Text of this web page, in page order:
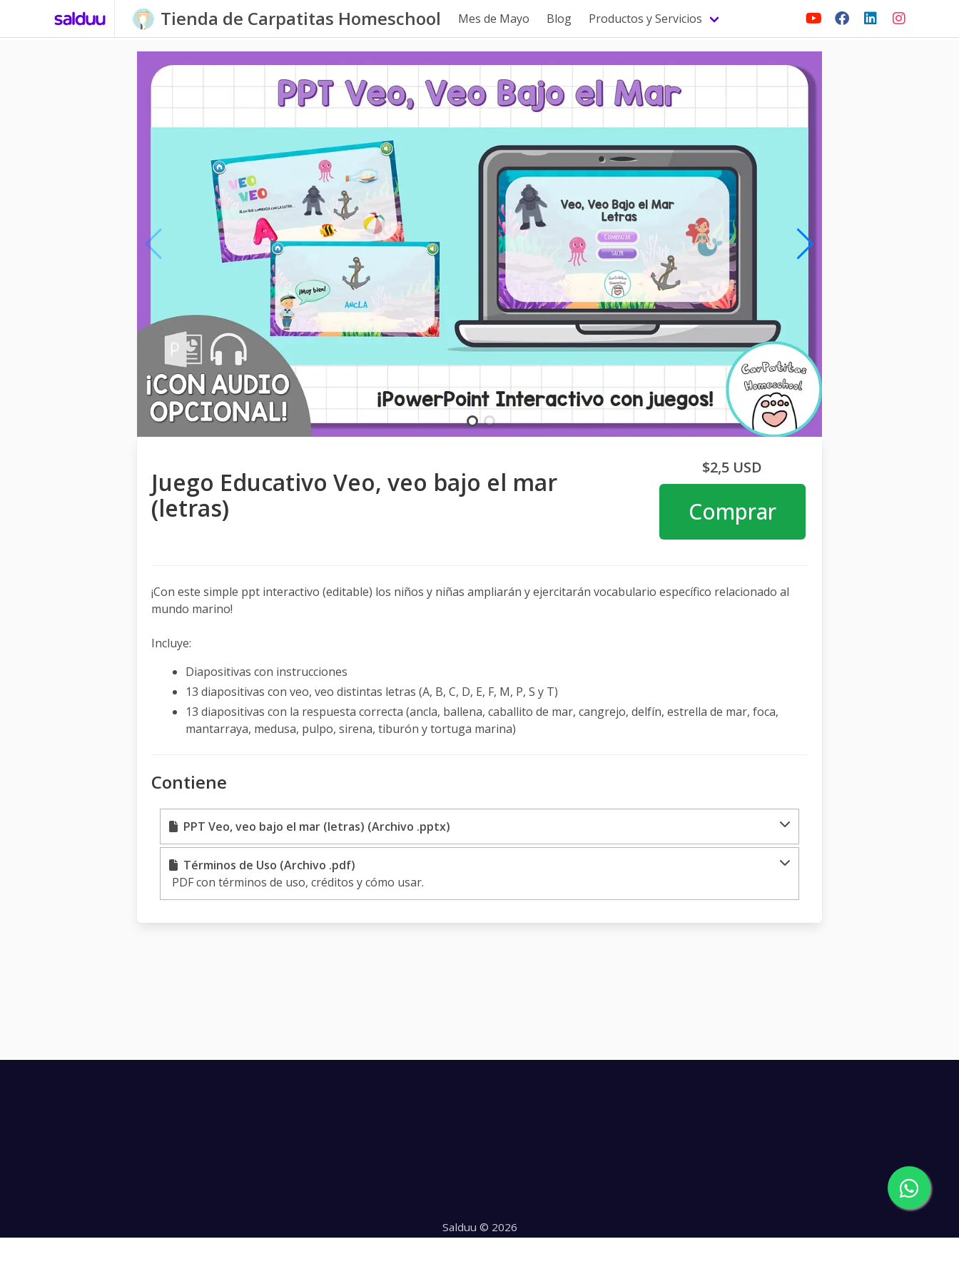
Tienda de Carpatitas Homeschool Mes de Mayo Blog Productos y Servicios
Juego Educativo Veo, veo bajo el mar
(letras)
$2,5 USD
Comprar
¡Con este simple ppt interactivo (editable) los niños y niñas ampliarán y ejercitarán vocabulario específico relacionado al
mundo marino!
Incluye:
Diapositivas con instrucciones
13 diapositivas con veo, veo distintas letras (A, B, C, D, E, F, M, P, S y T)
13 diapositivas con la respuesta correcta (ancla, ballena, caballito de mar, cangrejo, delfín, estrella de mar, foca,
mantarraya, medusa, pulpo, sirena, tiburón y tortuga marina)
Contiene
PPT Veo, veo bajo el mar (letras) (Archivo .pptx)
Términos de Uso (Archivo .pdf)
PDF con términos de uso, créditos y cómo usar.
Salduu © 2026